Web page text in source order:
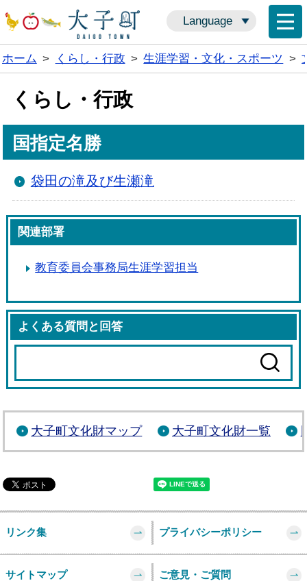
Language
ホーム > くらし・行政 > 生涯学習・文化・スポーツ >
くらし・行政
国指定名勝
袋田の滝及び生瀬滝
関連部署
教育委員会事務局生涯学習担当
よくある質問と回答
大子町文化財マップ 大子町文化財一覧
リンク集 プライバシーポリシー
サイトマップ ご意見・ご質問